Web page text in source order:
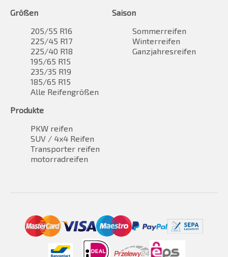
Größen
205/55 R16
225/45 R17
225/40 R18
195/65 R15
235/35 R19
185/65 R15
Alle Reifengrößen
Saison
Sommerreifen
Winterreifen
Ganzjahresreifen
Produkte
PKW reifen
SUV / 4x4 Reifen
Transporter reifen
motorradreifen